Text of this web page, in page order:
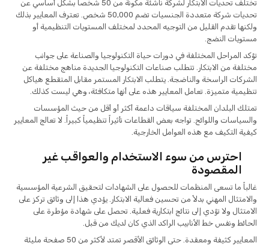
تختلف تحديات الابتكار لشركة ناشئة مكونة من 50 شخصاً بشكل أساسي عن
تحديات شركة متعددة الجنسيات تضم 50,000 شخص. تعترف المعايير بذلك
ولكنها تقدم القليل من التوجيه المحدد لمختلف المستويات التنظيمية أو
مستويات النضج.
تؤكد المراحل المختلفة في دورات حياة التكنولوجيا والصناعة على جوانب
مختلفة من الابتكار. تتطلب صناعات التكنولوجيا الجديدة مناهج مختلفة عن
الشركات الراسخة والناضجة. يتطلب الابتكار المستمر مقابل المتقطع هياكل
تنظيمية متميزة. تعامل المعايير هذه على أنها متكافئة، وهي ليست كذلك.
تمتلك البلدان المختلفة سياقات داعمة أكثر أو أقل من حيث المؤسسات
والسياسات واللوائح. تواجه بعض القطاعات تأثيراً تنظيمياً كبيراً. لا تعالج المعايير
كيفية التكيف مع هذه العوامل الخارجية.
احترس من سوء الاستخدام والعواقب غير
المقصودة
غالباً ما تسعى المنظمات للحصول على الشهادات لتحقيق الشرعية المؤسسية
والامتثال المهني بدلاً من تحسين فعالية الابتكار. يؤدي هذا إلى وثائق تركز على
الامتثال ولا تؤدي إلى نتائج ابتكارية فعلية. تحصل على شهادة مؤطرة على
الحائط ونفس خط الأنابيب الراكد الذي كان لديك من قبل.
المعايير كثيفة ومعقدة. حتى الوثائق الأقصر تمتد لأكثر من 50 صفحة مليئة